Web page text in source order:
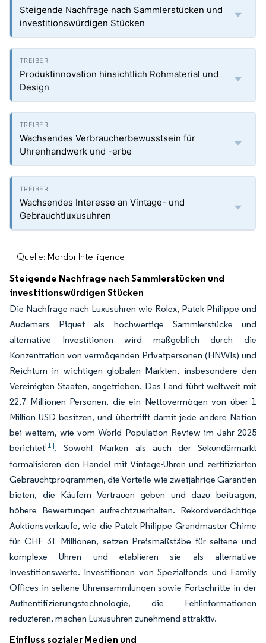
Steigende Nachfrage nach Sammlerstücken und
investitionswürdigen Stücken
Produktinnovation hinsichtlich Rohmaterial und
Design
Wachsendes Verbraucherbewusstsein für
Uhrenhandwerk und -erbe
Wachsendes Interesse an Vintage- und
Gebrauchtluxusuhren
Quelle: Mordor Intelligence
Steigende Nachfrage nach Sammlerstücken und
investitionswürdigen Stücken
Die Nachfrage nach Luxusuhren wie Rolex, Patek Philippe und
Audemars Piguet als hochwertige Sammlerstücke und
alternative Investitionen wird maßgeblich durch die
Konzentration von vermögenden Privatpersonen (HNWIs) und
Reichtum in wichtigen globalen Märkten, insbesondere den
Vereinigten Staaten, angetrieben. Das Land führt weltweit mit
22,7 Millionen Personen, die ein Nettovermögen von über 1
Million USD besitzen, und übertrifft damit jede andere Nation
bei weitem, wie vom World Population Review im Jahr 2025
berichtet[1]. Sowohl Marken als auch der Sekundärmarkt
formalisieren den Handel mit Vintage-Uhren und zertifizierten
Gebrauchtprogrammen, die Vorteile wie zweijährige Garantien
bieten, die Käufern Vertrauen geben und dazu beitragen,
höhere Bewertungen aufrechtzuerhalten. Rekordverdächtige
Auktionsverkäufe, wie die Patek Philippe Grandmaster Chime
für CHF 31 Millionen, setzen Preismaßstäbe für seltene und
komplexe Uhren und etablieren sie als alternative
Investitionswerte. Investitionen von Spezialfonds und Family
Offices in seltene Uhrensammlungen sowie Fortschritte in der
Authentifizierungstechnologie, die Fehlinformationen
reduzieren, machen Luxusuhren zunehmend attraktiv.
Einfluss sozialer Medien und